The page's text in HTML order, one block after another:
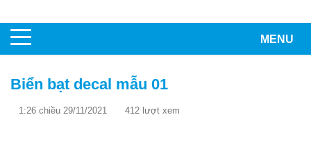
MENU
Biển bạt decal mẫu 01
1:26 chiều 29/11/2021 412 lượt xem